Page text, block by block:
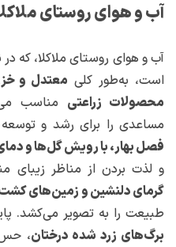
آب و هوای روستای
آب و هوای روستای ملاکلا، که
است، به‌طور کلی معتدل و
محصولات زراعتی مناسب
مساعدی را برای رشد و توسعه
فصل بهار، با رویش گل‌ها و
و لذت بردن از مناظر زیبای
گرمای دلنشین و زمین‌های کشت
طبیعت را به تصویر می‌کشد.
برگ‌های زرد شده درختان، حس